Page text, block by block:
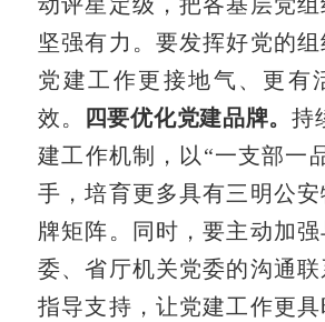
坚强有力。要发挥好党的
党建工作更接地气、更有
效。
四要优化党建品牌。持
建工作机制，以“一支部一
手，培育更多具有三明公
牌矩阵。同时，要主动加
委、省厅机关党委的沟通联
指导支持，让党建工作更